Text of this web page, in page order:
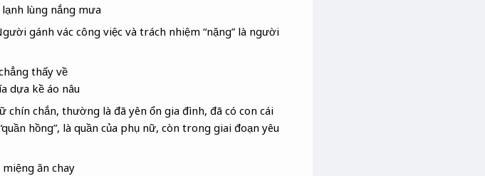
lùng nắng mưa
gánh vác công việc và trách nhiệm “nặng” là người
thấy về
dựa kề áo nâu
chín chắn, thường là đã yên ổn gia đình, đã có con cái
hồng”, là quần của phụ nữ, còn trong giai đoạn yêu
ăn chay